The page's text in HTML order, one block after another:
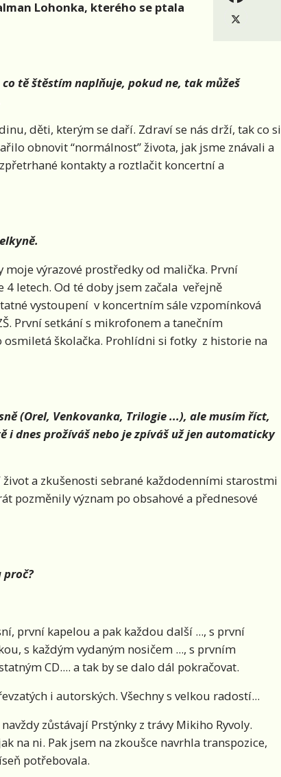
Lohonka, kterého se ptala
tě štěstím naplňuje, pokud ne, tak můžeš
děti, kterým se daří. Zdraví se nás drží, tak co si
obnovit “normálnost” života, jak jsme znávali a
kontakty a roztlačit koncertní a
moje výrazové prostředky od malička. První
4 letech. Od té doby jsem začala veřejně
vystoupení v koncertním sále vzpomínková
První setkání s mikrofonem a tanečním
školačka. Prohlídni si fotky z historie na
(Orel, Venkovanka, Trilogie ...), ale musím říct,
i dnes prožíváš nebo je zpíváš už jen automaticky
a zkušenosti sebrané každodenními starostmi
pozměnily význam po obsahové a přednesové
proč?
první kapelou a pak každou další ..., s první
s každým vydaným nosičem ..., s prvním
CD.... a tak by se dalo dál pokračovat.
i autorských. Všechny s velkou radostí...
zůstávají Prstýnky z trávy Mikiho Ryvoly.
na ni. Pak jsem na zkoušce navrhla transpozice,
potřebovala.